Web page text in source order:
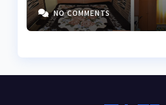
NO COMMENTS